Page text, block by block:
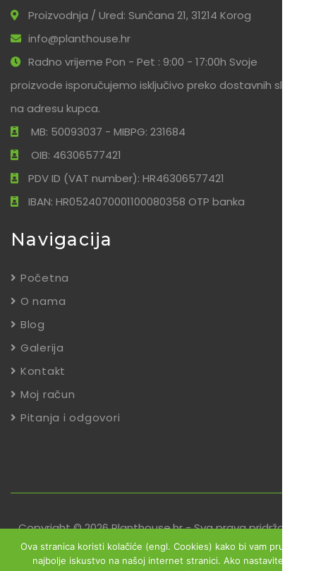
Proizvodnja / Ured: Sunčana 21, 31214 Korog
info@planthouse.hr
Radno vrijeme Pon - Pet : 9:00 - 17:00h Svoje
proizvode isporučujemo isključivo preko dostavnih službi
na adresu kupca.
MB: 50093037 - MIBPG: 231684
OIB: 46306577421
PDV ID (VAT number): HR46306577421
IBAN: HR0524070001100080358 OTP banka
Navigacija
Početna
O nama
Blog
Galerija
Kontakt
Moj račun
Pitanja i odgovori
Copyright © 2026 Planthouse.hr - Sva prava pridržana
Uvjeti poslovanja Reklamacije
Zaštita podataka
Ova stranica koristi kolačiće (engl. Cookies) kako bi vam pružili
najbolje iskustvo na našoj internet stranici. Ako nastavite